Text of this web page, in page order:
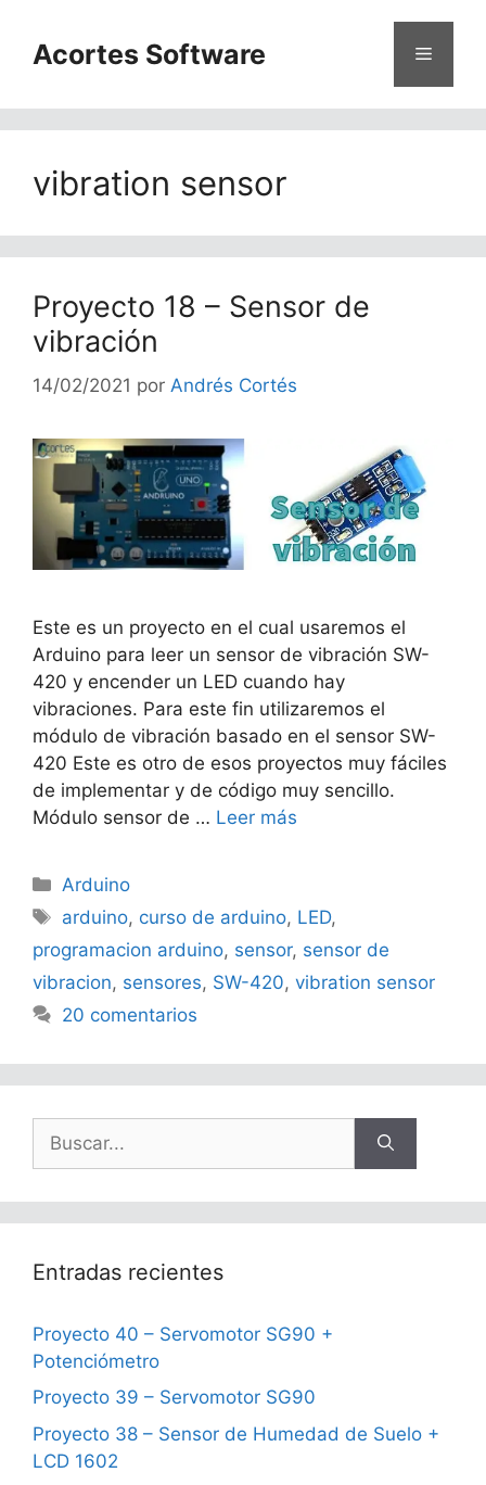
contenido
Acortes Software Menú
vibration sensor
Proyecto 18 – Sensor de
vibración
14/02/2021 por Andrés Cortés
Este es un proyecto en el cual usaremos el
Arduino para leer un sensor de vibración SW-
420 y encender un LED cuando hay
vibraciones. Para este fin utilizaremos el
módulo de vibración basado en el sensor SW-
420 Este es otro de esos proyectos muy fáciles
de implementar y de código muy sencillo.
Módulo sensor de … Leer más
Categorías
Arduino
Etiquetas
arduino, curso de arduino, LED,
programacion arduino, sensor, sensor de
vibracion, sensores, SW-420, vibration sensor
20 comentarios
Entradas recientes
Proyecto 40 – Servomotor SG90 +
Potenciómetro
Proyecto 39 – Servomotor SG90
Proyecto 38 – Sensor de Humedad de Suelo +
LCD 1602